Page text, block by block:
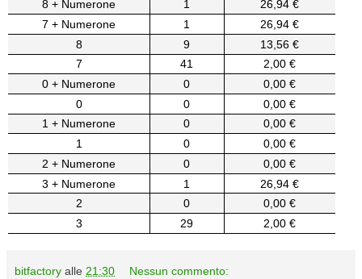
8 + Numerone
1
26,94 €
7 + Numerone
1
26,94 €
8
9
13,56 €
7
41
2,00 €
0 + Numerone
0
0,00 €
0
0
0,00 €
1 + Numerone
0
0,00 €
1
0
0,00 €
2 + Numerone
0
0,00 €
3 + Numerone
1
26,94 €
2
0
0,00 €
3
29 2,00 €
bitfactory alle 21:30 Nessun commento: